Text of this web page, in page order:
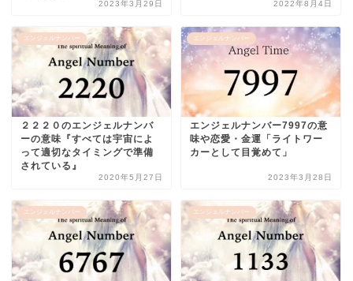
2023年3月29日 2022年8月4日
エンジェルナンバー
２２２０のエンジェルナンバ
ーの意味『すべては宇宙によ
って適切なタイミングで準備
されている』
2020年5月27日
エンジェルナンバー
エンジェルナンバー7997の意
味や恋愛・金運「ライトワー
カーとして目覚めて」
2023年3月28日
エンジェルナンバー エンジェルナンバー